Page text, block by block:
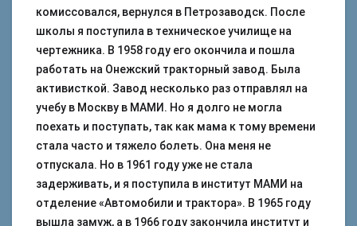
комиссовался, вернулся в Петрозаводск. После
школы я поступила в техническое училище на
чертежника. В 1958 году его окончила и пошла
работать на Онежский тракторный завод. Была
активисткой. Завод несколько раз отправлял на
учебу в Москву в МАМИ. Но я долго не могла
поехать и поступать, так как мама к тому времени
стала часто и тяжело болеть. Она меня не
отпускала. Но в 1961 году уже не стала
задерживать, и я поступила в институт МАМИ на
отделение «Автомобили и трактора». В 1965 году
вышла замуж, а в 1966 году закончила институт и